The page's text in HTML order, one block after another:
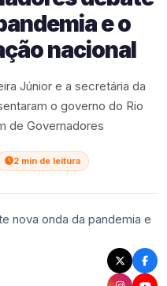
e o
nacional
Júnior e a secretária da
o governo do Rio
de Governadores
2 min de leitura